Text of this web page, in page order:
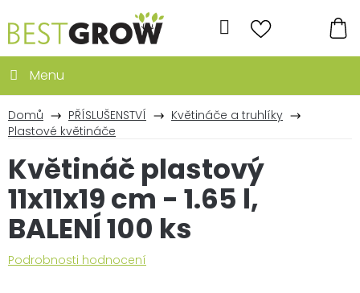
na
obsah
Hledat
Domů PŘÍSLUŠENSTVÍ
Květináče a truhlíky
Plastové květináče
Květináč plastový
11x11x19 cm - 1.65 l,
BALENÍ 100 ks
Průměrné
Podrobnosti hodnocení